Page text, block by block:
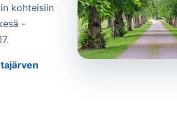
kohteisiin
-